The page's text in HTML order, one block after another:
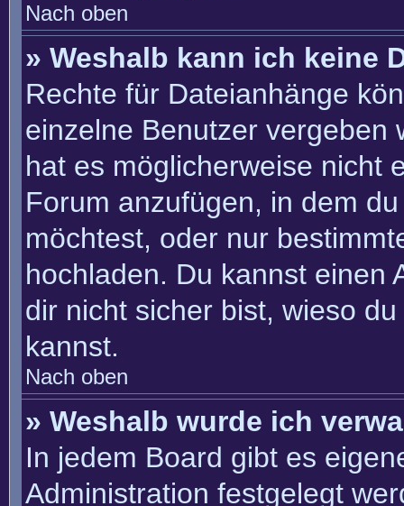
Nach oben
» Weshalb kann ich keine
Rechte für Dateianhänge
einzelne Benutzer vergeben
hat es möglicherweise nicht
Forum anzufügen, in dem
möchtest, oder nur
hochladen. Du kannst einen
dir nicht sicher bist, wieso
kannst.
Nach oben
» Weshalb wurde ich
In jedem Board gibt es
Administration festgelegt